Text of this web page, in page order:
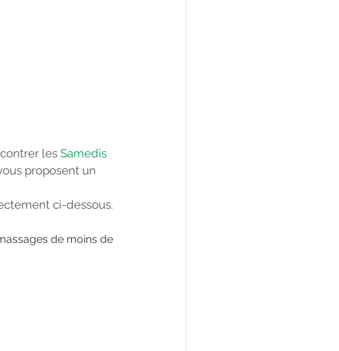
les Samedis
proposent un
ci-dessous.
de moins de